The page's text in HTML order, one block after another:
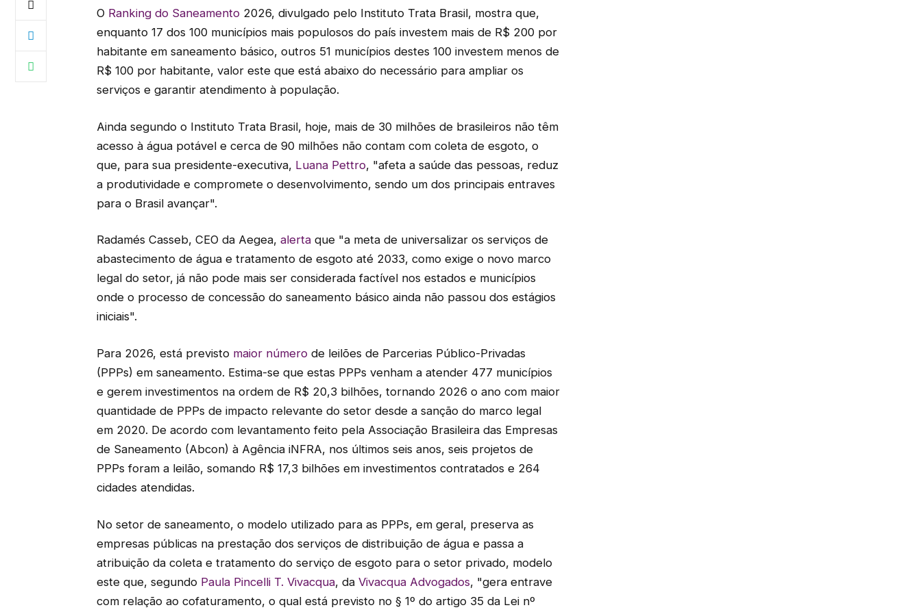
O Ranking do Saneamento2026, divulgado pelo Instituto Trata Brasil, mostra que,
enquanto 17 dos 100 municípios mais populosos do país investem mais de R$ 200 por
habitante em saneamento básico, outros 51 municípios destes 100 investem menos de
R$ 100 por habitante, valor este que está abaixo do necessário para ampliar os
serviços e garantir atendimento à população.
Ainda segundo o Instituto Trata Brasil, hoje, mais de 30 milhões de brasileiros não têm
acesso à água potável e cerca de 90 milhões não contam com coleta de esgoto, o
que, para sua presidente-executiva, Luana Pettro, "afeta a saúde das pessoas, reduz
a produtividade e compromete o desenvolvimento, sendo um dos principais entraves
para o Brasil avançar".
Radamés Casseb, CEO da Aegea, alertaque "a meta de universalizar os serviços de
abastecimento de água e tratamento de esgoto até 2033, como exige o novo marco
legal do setor, já não pode mais ser considerada factível nos estados e municípios
onde o processo de concessão do saneamento básico ainda não passou dos estágios
iniciais".
Para 2026, está previsto maior númerode leilões de Parcerias Público-Privadas
(PPPs) em saneamento. Estima-se que estas PPPs venham a atender 477 municípios
e gerem investimentos na ordem de R$ 20,3 bilhões, tornando 2026 o ano com maior
quantidade de PPPs de impacto relevante do setor desde a sanção do marco legal
em 2020. De acordo com levantamento feito pela Associação Brasileira das Empresas
de Saneamento (Abcon) à Agência iNFRA, nos últimos seis anos, seis projetos de
PPPs foram a leilão, somando R$ 17,3 bilhões em investimentos contratados e 264
cidades atendidas.
No setor de saneamento, o modelo utilizado para as PPPs, em geral, preserva as
empresas públicas na prestação dos serviços de distribuição de água e passa a
atribuição da coleta e tratamento do serviço de esgoto para o setor privado, modelo
este que, segundo Paula Pincelli T. Vivacqua, da Vivacqua Advogados, "gera entrave
com relação ao cofaturamento, o qual está previsto no § 1º do artigo 35 da Lei nº